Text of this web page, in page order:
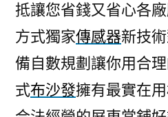
抵讓您省錢又省心各
方式獨家傳感器新技
備自數規劃讓你用合
式布沙發擁有最實在